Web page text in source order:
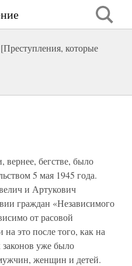
которые
вернее, бегстве, было
5 мая 1945 года.
и Артукович
граждан «Независимого
от расовой
это после того, как на
уже было
женщин и детей.